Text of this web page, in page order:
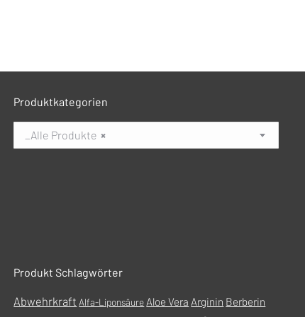
Produktkategorien
×
_Alle Produkte
Produkt Schlagwörter
Abwehrkraft Alfa-Liponsäure Aloe Vera Arginin Berberin